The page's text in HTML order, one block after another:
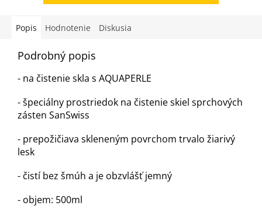
Popis Hodnotenie Diskusia
Podrobný popis
- na čistenie skla s AQUAPERLE
- špeciálny prostriedok na čistenie skiel sprchových
zásten SanSwiss
- prepožičiava skleneným povrchom trvalo žiarivý
lesk
- čistí bez šmúh a je obzvlášť jemný
- objem: 500ml